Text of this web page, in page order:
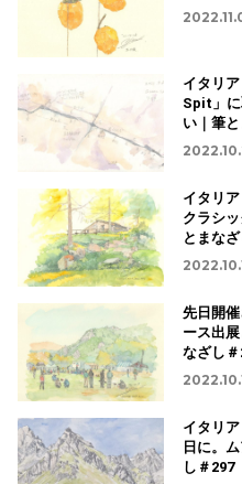
イタリ
Spit」に
い｜筆
イタリ
クラシ
とまな
先日開
ース出
なざし＃
イタリ
日に。
し＃297